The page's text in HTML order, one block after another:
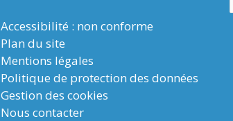
Accessibilité : non conforme
Plan du site
Mentions légales
Politique de protection des données
Gestion des cookies
Nous contacter